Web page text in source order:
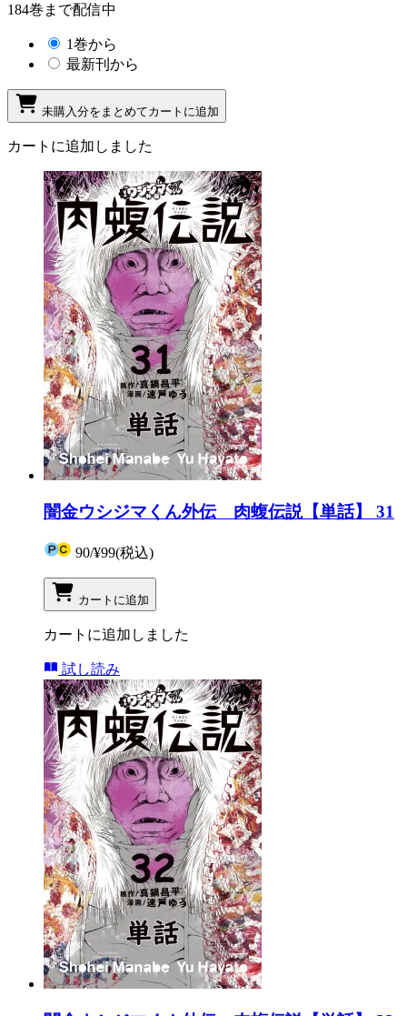
184巻まで配信中
1巻から
最新刊から
未購入分をまとめてカートに追加
カートに追加しました
闇金ウシジマくん外伝 肉蝮伝説【単話】 31
90/¥99(税込)
カートに追加
カートに追加しました
試し読み